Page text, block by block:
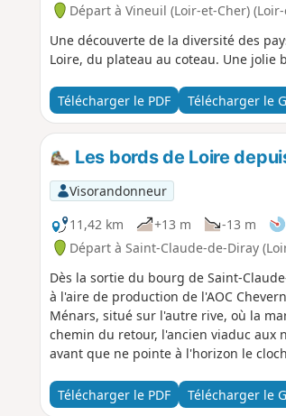
Départ à Vineuil (Loir-et-Cher)
Une découverte de la diversité des
Loire, du plateau au coteau. Une jolie
Télécharger le PDF Télécharger le
Les bords de Loire
Visorandonneur
11,42 km
+13 m -13 m
Départ à Saint-Claude-de-Diray
Dès la sortie du bourg de Saint-
à l'aire de production de l'AOC
Ménars, situé sur l'autre rive, où la
chemin du retour, l'ancien viaduc aux
avant que ne pointe à l'horizon le
Télécharger le PDF Télécharger le